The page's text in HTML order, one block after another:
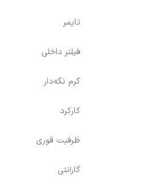
تایمر
فیلتر داخلی
گرم نگه‌دار
کارکرد
ظرفیت قوری
گارانتی